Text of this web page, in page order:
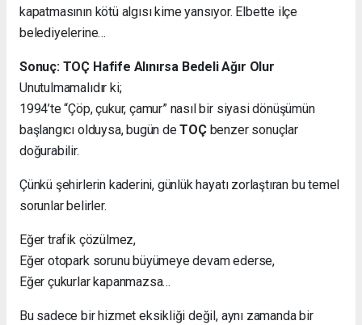
kapatmasının kötü algısı kime yansıyor. Elbette ilçe
belediyelerine…
Sonuç: TOÇ Hafife Alınırsa Bedeli Ağır Olur
Unutulmamalıdır ki;
1994’te “Çöp, çukur, çamur” nasıl bir siyasi dönüşümün
başlangıcı olduysa, bugün deTOÇbenzer sonuçlar
doğurabilir.
Çünkü şehirlerin kaderini, günlük hayatı zorlaştıran bu temel
sorunlar belirler.
Eğer trafik çözülmez,
Eğer otopark sorunu büyümeye devam ederse,
Eğer çukurlar kapanmazsa…
Bu sadece bir hizmet eksikliği değil, aynı zamanda bir